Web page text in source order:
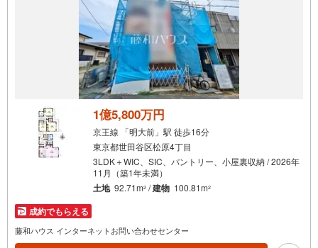
1億5,800万円
京王線 「明大前」駅 徒歩16分
東京都世田谷区松原4丁目
3LDK＋WIC、SIC、パントリー、小屋裏収納 / 2026年
11月（築1年未満）
土地 92.71m2 /建物 100.81m2
成約でもらえる
藤和ハウス インターネットお問い合わせセンター